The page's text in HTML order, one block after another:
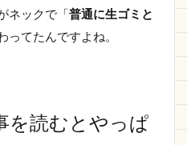
ネックで「普通に生ゴミと
ってたんですよね。
を読むとやっぱ